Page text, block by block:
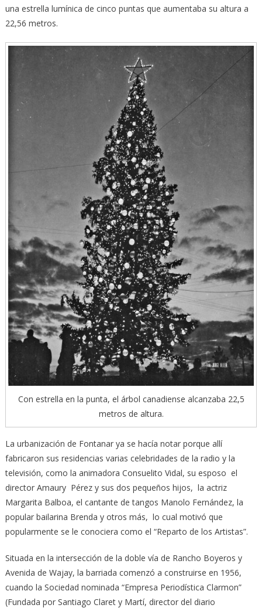
una estrella lumínica de cinco puntas que aumentaba su altura a
22,56 metros.
Con estrella en la punta, el árbol canadiense alcanzaba 22,5
metros de altura.
La urbanización de Fontanar ya se hacía notar porque allí
fabricaron sus residencias varias celebridades de la radio y la
televisión, como la animadora Consuelito Vidal, su esposo el
director Amaury Pérez y sus dos pequeños hijos, la actriz
Margarita Balboa, el cantante de tangos Manolo Fernández, la
popular bailarina Brenda y otros más, lo cual motivó que
popularmente se le conociera como el “Reparto de los Artistas”.
Situada en la intersección de la doble vía de Rancho Boyeros y
Avenida de Wajay, la barriada comenzó a construirse en 1956,
cuando la Sociedad nominada “Empresa Periodística Clarmon”
(Fundada por Santiago Claret y Martí, director del diario